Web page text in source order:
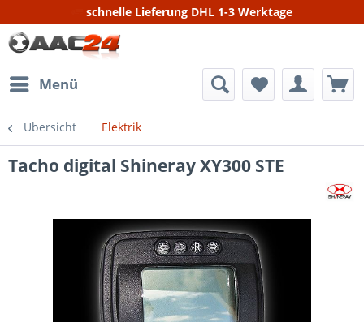
schnelle Lieferung DHL 1-3 Werktage
Menü
Übersicht Elektrik
Tacho digital Shineray XY300 STE